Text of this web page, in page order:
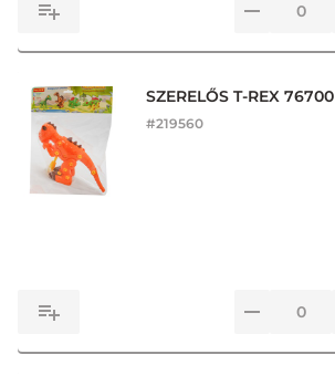
SZERELŐS T-REX 76700
#219560